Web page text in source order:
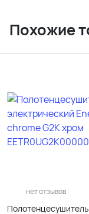
Похожие
нет отзывов
Полотенцесушитель